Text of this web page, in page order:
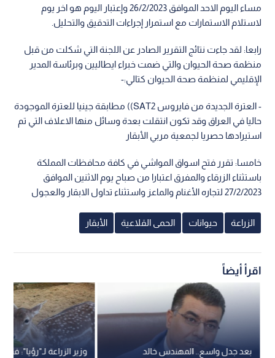
مساء اليوم الاحد الموافق 26/2/2023 وإعتبار اليوم هو اخر يوم
لاستلام الاستمارات مع استمرار إجراءات التدقيق والتحليل.
رابعا: لقد جاءت نتائج التقرير الصادر عن اللجنة التي شكلت من قبل
منظمة صحة الحيوان والتي ضمت خبراء ايطاليين وبرئاسة المدير
الإقليمي لمنظمة صحة الحيوان كتالي:-
- العترة الجديدة من فايروس SAT2)) مطابقة جينيا للعترة الموجودة
حاليا في العراق وقد تكون انتقلت بعدة وسائل منها الاعلاف التي تم
استيرادها حصريا لجمعية مربي الأبقار
خامسا: تقرر فتح اسواق المواشي في كافة محافظات المملكة
باستثناء الزرقاء والمفرق اعتبارا من صباح يوم الاثنين الموافق
27/2/2023 لتجاره الأغنام والماعز واستثناء تداول الابقار والعجول
الزراعة حيوانات الحمى القلاعية الأبقار
اقرأ أيضاً
وزير الزراعة لـ"رؤيا": فتح
بعد جدل واسع.. المهندس خالد